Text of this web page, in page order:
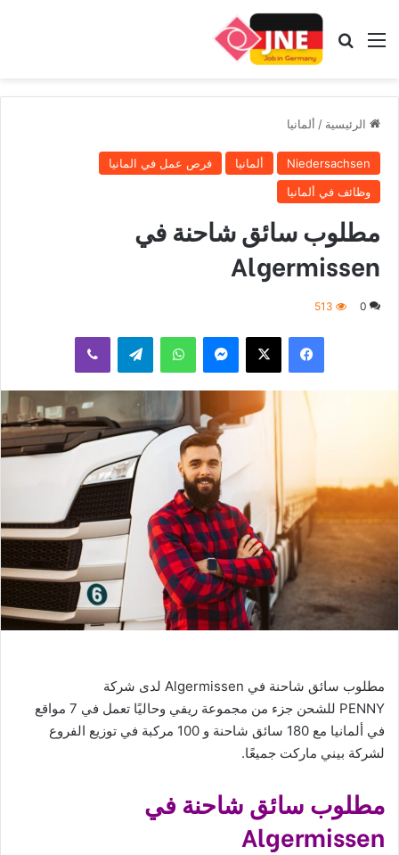
القائمة بحث عن
الرئيسية / ألمانيا
Niedersachsen ألمانيا
فرص عمل في المانيا
وظائف في ألمانيا
مطلوب سائق شاحنة في
Algermissen
0
513
فيسبوك واتساب
مطلوب سائق شاحنة في Algermissen لدى شركة
PENNY للشحن جزء من مجموعة ريفي وحاليًا تعمل في 7 مواقع
في ألمانيا مع 180 سائق شاحنة و 100 مركبة في توزيع الفروع
لشركة بيني ماركت جميعًا.
مطلوب سائق شاحنة في
Algermissen